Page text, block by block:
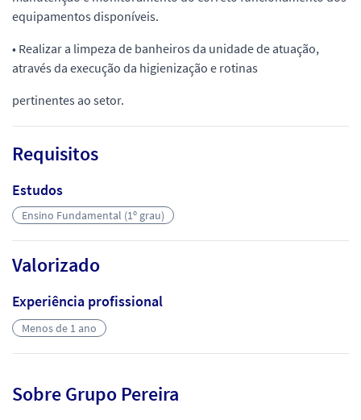
equipamentos disponíveis.
• Realizar a limpeza de banheiros da unidade de atuação,
através da execução da higienização e rotinas
pertinentes ao setor.
Requisitos
Estudos
Ensino Fundamental (1º grau)
Valorizado
Experiência profissional
Menos de 1 ano
Sobre Grupo Pereira